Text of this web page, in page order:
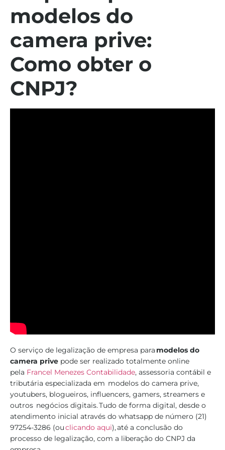
modelos do
camera prive:
Como obter o
CNPJ?
O serviço de legalização de empresa para modelos do
camera prive pode ser realizado totalmente online
pela Francel Menezes Contabilidade, assessoria contábil e
tributária especializada em modelos do camera prive,
youtubers, blogueiros, influencers, gamers, streamers e
outros negócios digitais. Tudo de forma digital, desde o
atendimento inicial através do whatsapp de número (21)
97254-3286 (ouclicando aqui), até a conclusão do
processo de legalização, com a liberação do CNPJ da